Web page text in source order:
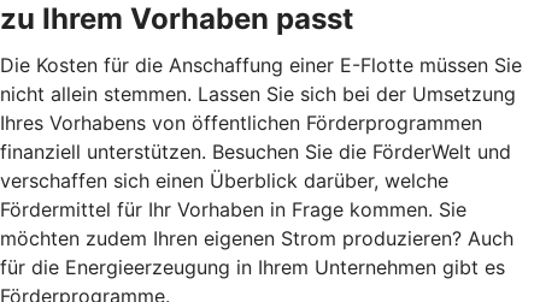
zu Ihrem Vorhaben passt
Die Kosten für die Anschaffung einer E-Flotte müssen Sie
nicht allein stemmen. Lassen Sie sich bei der Umsetzung
Ihres Vorhabens von öffentlichen Förderprogrammen
finanziell unterstützen. Besuchen Sie die FörderWelt und
verschaffen sich einen Überblick darüber, welche
Fördermittel für Ihr Vorhaben in Frage kommen. Sie
möchten zudem Ihren eigenen Strom produzieren? Auch
für die Energieerzeugung in Ihrem Unternehmen gibt es
Förderprogramme.